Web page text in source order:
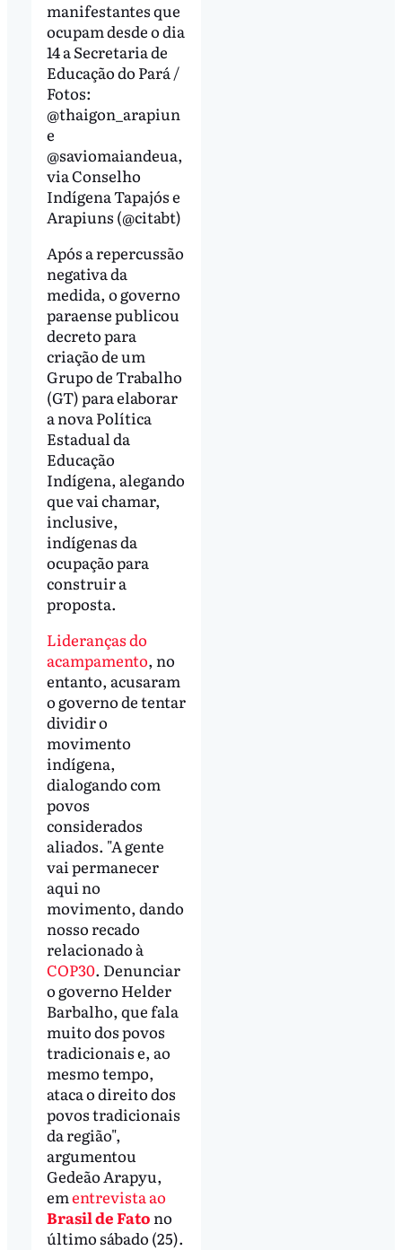
manifestantes que
ocupam desde o dia
14 a Secretaria de
Educação do Pará /
Fotos:
@thaigon_arapiun
e
@saviomaiandeua,
via Conselho
Indígena Tapajós e
Arapiuns (@citabt)
Após a repercussão
negativa da
medida, o governo
paraense publicou
decreto para
criação de um
Grupo de Trabalho
(GT) para elaborar
a nova Política
Estadual da
Educação
Indígena, alegando
que vai chamar,
inclusive,
indígenas da
ocupação para
construir a
proposta.
Lideranças do
acampamento, no
entanto, acusaram
o governo de tentar
dividir o
movimento
indígena,
dialogando com
povos
considerados
aliados. "A gente
vai permanecer
aqui no
movimento, dando
nosso recado
relacionado à
COP30. Denunciar
o governo Helder
Barbalho, que fala
muito dos povos
tradicionais e, ao
mesmo tempo,
ataca o direito dos
povos tradicionais
da região",
argumentou
Gedeão Arapyu,
ementrevista ao
Brasil de Fato no
último sábado (25).